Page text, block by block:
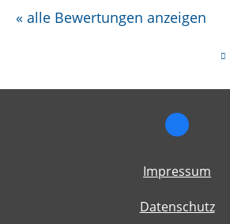
« alle Bewertungen anzeigen
Impressum
Datenschutz